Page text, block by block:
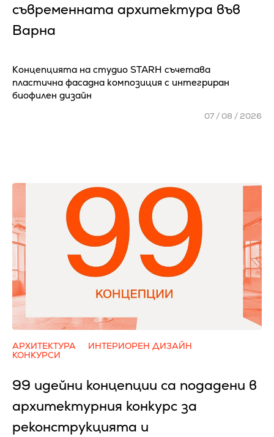
съвременната архитектура във
Варна
Концепцията на студио STARH съчетава
пластична фасадна композиция с интегриран
биофилен дизайн
07 / 08 / 2026
АРХИТЕКТУРА
ИНТЕРИОРЕН ДИЗАЙН
КОНКУРСИ
99 идейни концепции са подадени в
архитектурния конкурс за
реконструкцията и